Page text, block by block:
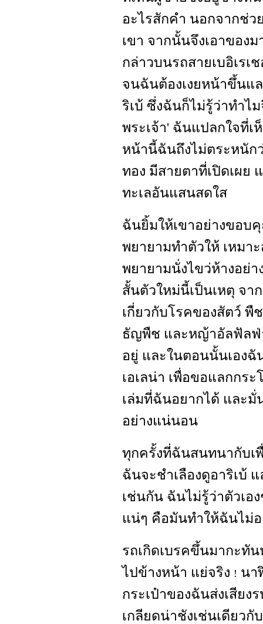
อะไรสักคำ นอกจากช่
เขา จากนั้นจึงเอาของ
กล่าวบนรถสายเบอิเรเ
จนฉันต้องเงยหน้าขึ้นแ
ริเบ้ ซึ่งฉันก็ไม่รู้ว่าทำไ
พระเจ้า' ฉันแปลกใจที่
หน้านี้ฉันถึงไม่ตระหนัก
ทอง มีสายตาที่เปิดเผย
ทะเลอันแสนสดใส
ฉันยิ้มให้เขาอย่างขอบ
พยายามทำตัวให้ เหมา
พยายามนั่งไขว่ห้างอย่า
สั้นตัวใหม่นี้เป็นเหตุ จา
เกี่ยวกับโรคของสัตว์ พื
ธัญพืช และหญ้าอัลฟัลฟ่
อยู่ และในตอนนั้นเอง
เอเลน่า เพื่อขอแลกกร
เล่มที่ฉันอยากได้ และมั่
อย่างแน่นอน
ทุกครั้งที่ฉันสนทนากับเ
ฉันจะชำเลืองดูอาริเบ้
เช่นกัน ฉันไม่รู้ว่าตัวเอ
แน่ๆ คือมันทำให้ฉันไม่
รถเกิดเบรคขึ้นมากะทั
ไปข้างหน้า แย่จริง ! นา
กระเป๋าของฉันส่งเสียง
เกลียดน่าชังเช่นเดียว